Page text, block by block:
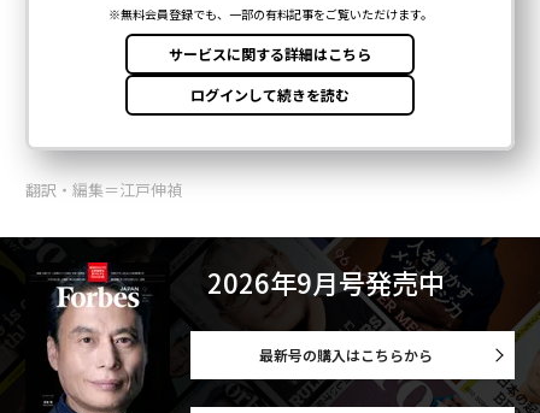
翻訳・編集＝江戸伸禎
2026年9月号発売中
最新号の購入はこちらから